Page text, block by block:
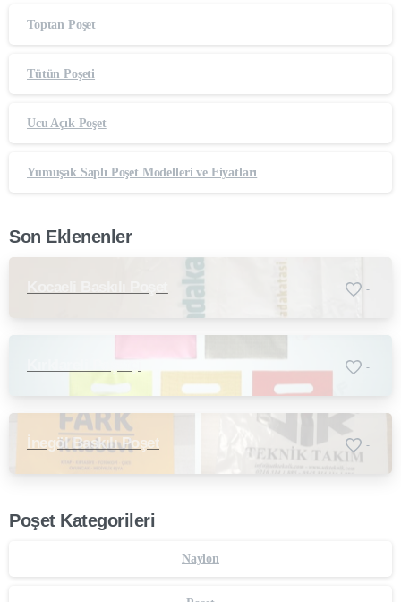
Toptan Poşet
Tütün Poşeti
Ucu Açık Poşet
Yumuşak Saplı Poşet Modelleri ve Fiyatları
Son Eklenenler
-
-
İnegöl Baskılı Poşet -
Poşet Kategorileri
Naylon